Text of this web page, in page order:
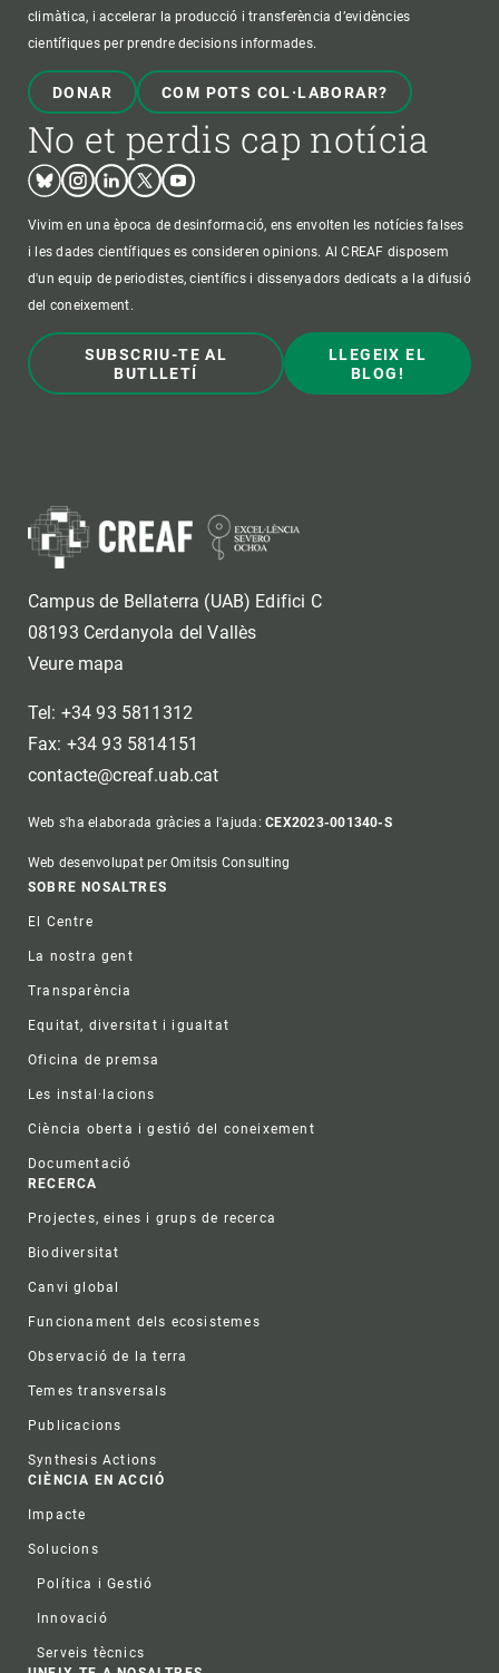
climàtica, i accelerar la producció i transferència d’evidències
científiques per prendre decisions informades.
DONAR COM POTS COL·LABORAR?
No et perdis cap notícia
BlueskyInstagram
LinkedinTwitterYoutube
Vivim en una època de desinformació, ens envolten les notícies falses
i les dades científiques es consideren opinions. Al CREAF disposem
d'un equip de periodistes, científics i dissenyadors dedicats a la difusió
del coneixement.
SUBSCRIU-TE AL
BUTLLETÍ
LLEGEIX EL
BLOG!
Campus de Bellaterra (UAB) Edifici C
08193 Cerdanyola del Vallès
Veure mapa
Tel: +34 93 5811312
Fax: +34 93 5814151
contacte@creaf.uab.cat
Web s'ha elaborada gràcies a l'ajuda:CEX2023-001340-S
Web desenvolupat per Omitsis Consulting
Footer
SOBRE NOSALTRES
El Centre
La nostra gent
Transparència
Equitat, diversitat i igualtat
Oficina de premsa
Les instal·lacions
Ciència oberta i gestió del coneixement
Documentació
RECERCA
Projectes, eines i grups de recerca
Biodiversitat
Canvi global
Funcionament dels ecosistemes
Observació de la terra
Temes transversals
Publicacions
Synthesis Actions
CIÈNCIA EN ACCIÓ
Impacte
Solucions
Política i Gestió
Innovació
Serveis tècnics